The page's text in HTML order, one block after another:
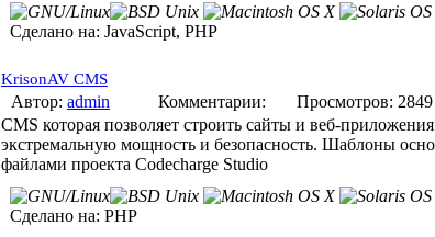
Сделано на: JavaScript, PHP
KrisonAV CMS
Автор: admin Комментарии: Просмотров:
CMS которая позволяет строить сайты и веб-
экстремальную мощность и безопасность. Шаблоны
файлами проекта Codecharge Studio
Сделано на: PHP